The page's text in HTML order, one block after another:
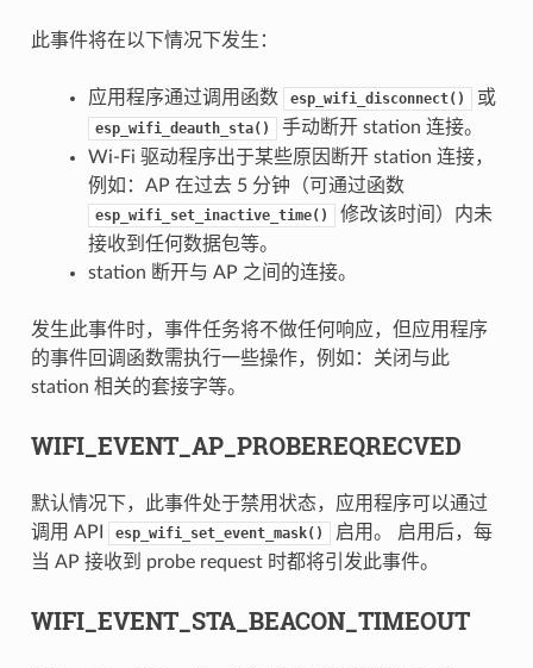
此事件将在以下情况下发生：
应用程序通过调用函数 esp_wifi_disconnect() 或
esp_wifi_deauth_sta()
手动断开 station 连接。
Wi-Fi 驱动程序出于某些原因断开 station 连接，
例如：AP 在过去 5 分钟（可通过函数
esp_wifi_set_inactive_time()
修改该时间）内未
接收到任何数据包等。
station 断开与 AP 之间的连接。
发生此事件时，事件任务将不做任何响应，但应用程序
的事件回调函数需执行一些操作，例如：关闭与此
station 相关的套接字等。
WIFI_EVENT_AP_PROBEREQRECVED
默认情况下，此事件处于禁用状态，应用程序可以通过
调用 API
esp_wifi_set_event_mask()
启用。 启用后，每
当 AP 接收到 probe request 时都将引发此事件。
WIFI_EVENT_STA_BEACON_TIMEOUT